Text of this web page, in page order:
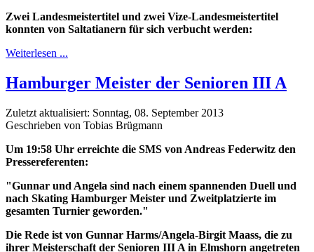
Zwei Landesmeistertitel und zwei Vize-Landesmeistertitel
konnten von Saltatianern für sich verbucht werden:
Weiterlesen ...
Hamburger Meister der Senioren III A
Zuletzt aktualisiert: Sonntag, 08. September 2013
Geschrieben von Tobias Brügmann
Um 19:58 Uhr erreichte die SMS von Andreas Federwitz den
Pressereferenten:
"Gunnar und Angela sind nach einem spannenden Duell und
nach Skating Hamburger Meister und Zweitplatzierte im
gesamten Turnier geworden."
Die Rede ist von Gunnar Harms/Angela-Birgit Maass, die zu
ihrer Meisterschaft der Senioren III A in Elmshorn angetreten